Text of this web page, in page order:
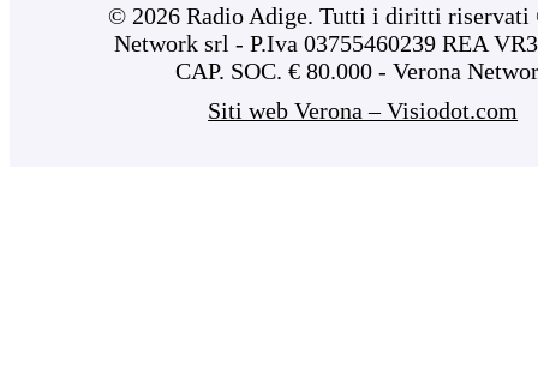
© 2026 Radio Adige. Tutti i diritti riservati
Network srl - P.Iva 03755460239 REA
CAP. SOC. € 80.000 - Verona
Siti web Verona – Visiodot.com